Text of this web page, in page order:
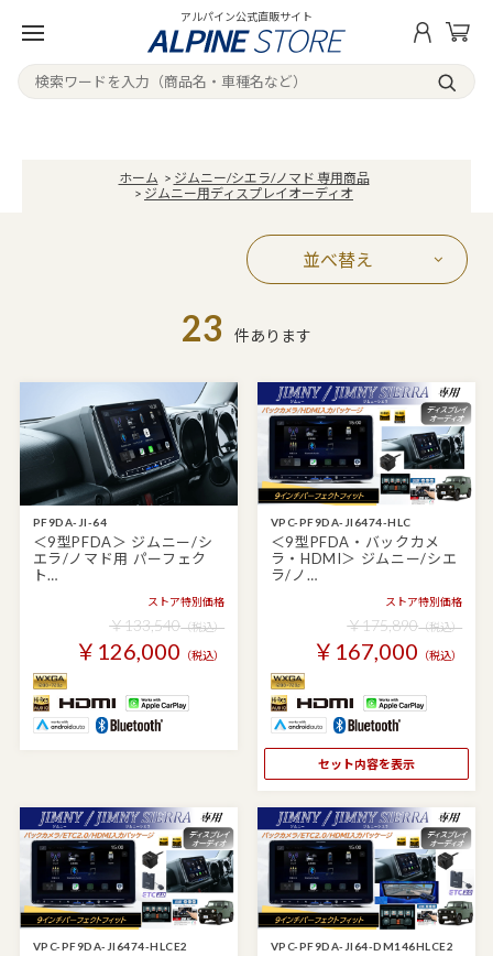
アルパイン公式直販サイト
ホーム > ジムニー/シエラ/ノマド 専用商品
> ジムニー用ディスプレイオーディオ
並べ替え
23 件あります
PF9DA-JI-64
＜9型PFDA＞ ジムニー/シ
エラ/ノマド用 パーフェク
ト…
ストア特別価格
￥133,540（税込）
￥126,000 （税込）
VPC-PF9DA-JI6474-HLC
＜9型PFDA・バックカメ
ラ・HDMI＞ ジムニー/シエ
ラ/ノ…
ストア特別価格
￥175,890（税込）
￥167,000 （税込）
セット内容を表示
VPC-PF9DA-JI6474-HLCE2 VPC-PF9DA-JI64-DM146HLCE2